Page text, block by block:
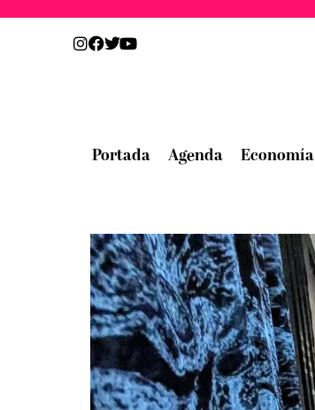
Portada Agenda Economía